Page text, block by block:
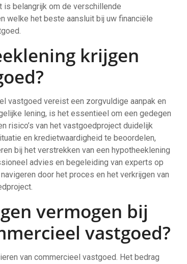
belangrijk om de verschillende
welke het beste aansluit bij uw financiële
krijgen
vastgoed vereist een zorgvuldige aanpak en
lening, is het essentieel om een gedegen
risico’s van het vastgoedproject duidelijk
en kredietwaardigheid te beoordelen,
bij het verstrekken van een hypotheeklening
advies en begeleiding van experts op
door het proces en het verkrijgen van
vermogen bij
vastgoed?
van commercieel vastgoed. Het bedrag